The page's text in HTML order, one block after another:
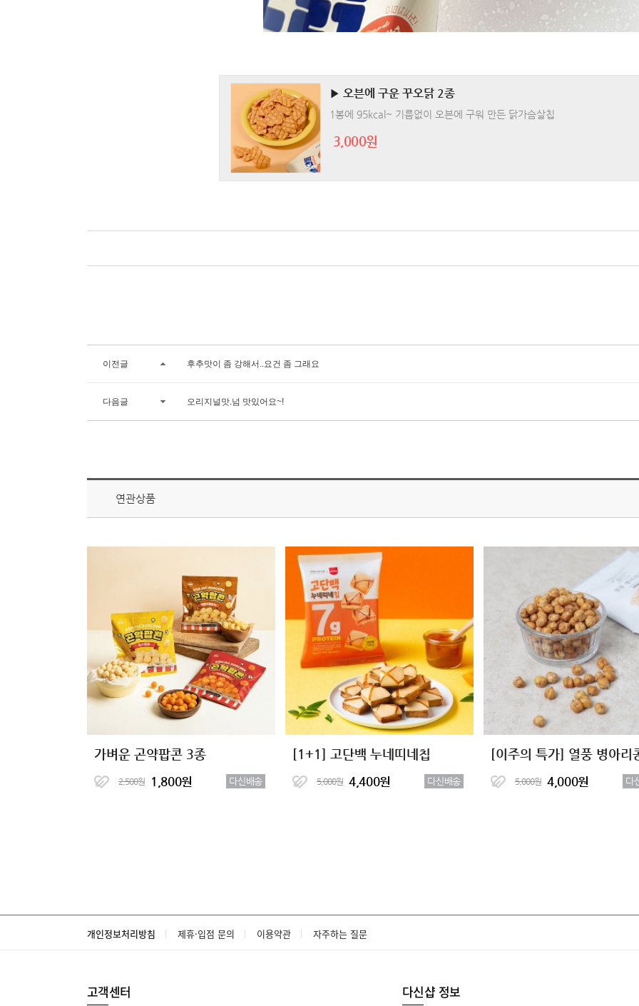
▶ 오븐에 구운 꾸오닭 2종
1봉에 95kcal~ 기름없이 오븐에 구워 만든 닭가슴살칩
3,000원
이전글 후추맛이 좀 강해서..요건 좀 그래요
다음글 오리지널맛.넘 맛있어요~!
연관상품
가벼운 곤약팝콘 3종
2,500원 1,800원 다신배송
[1+1] 고단백 누네띠네칩
5,000원 4,400원 다신배송
[이주의 특가] 열풍 병아리
5,000원 4,000원 다
개인정보처리방침 제휴·입점 문의 이용약관 자주하는 질문
고객센터 다신샵 정보